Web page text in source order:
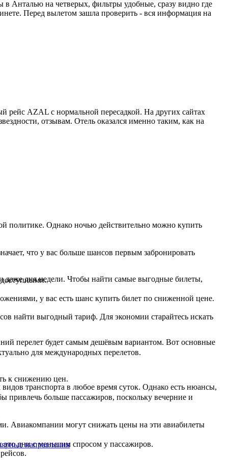
Анталью на четверых, фильтры удобные, сразу видно где
Перед вылетом зашла проверить - вся информация на
AZAL с нормальной пересадкой. На других сайтах
отзывам. Отель оказался именно таким, как на
политике. Однако ночью действительно можно купить
что у вас больше шансов первым забронировать
у вас есть шанс купить билет по сниженной цене.
найти выгодный тариф. Для экономии старайтесь искать
даже дня недели. Чтобы найти самые выгодные билеты,
для международных перелетов.
дни с меньшим спросом у пассажиров.
перелет будет самым дешёвым вариантом. Вот основные
к снижению цен.
привлечь больше пассажиров, поскольку вечерние и
Авиакомпании могут снижать цены на эти авиабилеты
транспорта в любое время суток. Однако есть нюансы,
направления